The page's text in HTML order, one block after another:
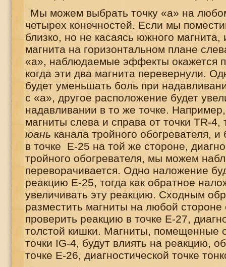
Мы можем выбрать точку «а» на
четырех конечностей. Если мы
близко, но не касаясь южного
магнита на горизонтальном плане
«а», наблюдаемые эффекты окажется
когда эти два магнита перевернули.
будет уменьшать боль при
с «а», другое расположение будет
надавливании в то же точке.
магниты слева и справа от точки TR-4,
юань канала тройного обогревателя,
в точке Е-25 на той же стороне,
тройного обогревателя, мы можем
переворачивается. Одно наложение
реакцию Е-25, тогда как обратное
увеличивать эту реакцию. Сходным
разместить магниты на любой стороне
проверить реакцию в точке Е-27,
толстой кишки. Магниты, помещенные
точки IG-4, будут влиять на реакцию,
точке Е-26, диагностической точке